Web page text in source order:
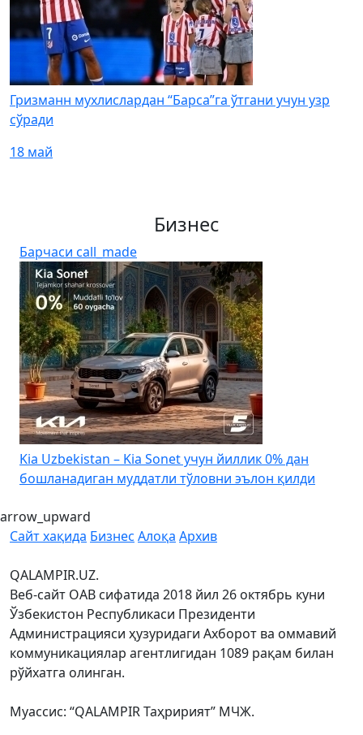
Гризманн мухлислардан “Барса”га ўтгани учун узр
сўради
18 май
Бизнес
Барчаси call_made
Kia Uzbekistan – Kia Sonet учун йиллик 0% дан
бошланадиган муддатли тўловни эълон қилди
arrow_upward
Сайт хақида Бизнес Алоқа Архив
QALAMPIR.UZ.
Веб-сайт ОАВ сифатида 2018 йил 26 октябрь куни
Ўзбекистон Республикаси Президенти
Администрацияси ҳузуридаги Ахборот ва оммавий
коммуникациялар агентлигидан 1089 рақам билан
рўйхатга олинган.
Муассис: “QALAMPIR Таҳририят” МЧЖ.